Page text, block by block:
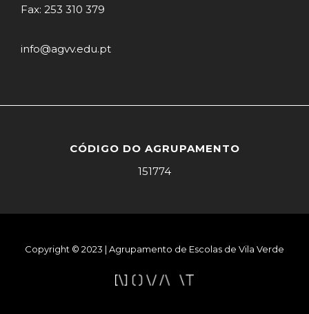
Fax: 253 310 379
info@agvv.edu.pt
CÓDIGO DO AGRUPAMENTO
151774
Copyright © 2023 | Agrupamento de Escolas de Vila Verde